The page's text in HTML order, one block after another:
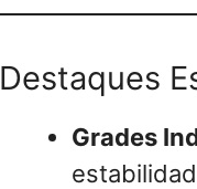
Destaques
Grades